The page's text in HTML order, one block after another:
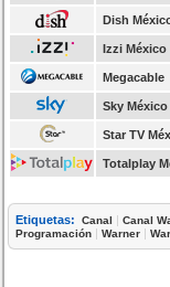
Dish
Izzi México
Megacable
Sky México
Star TV
Totalplay
Etiquetas: Canal |Canal
Programación |Warner |